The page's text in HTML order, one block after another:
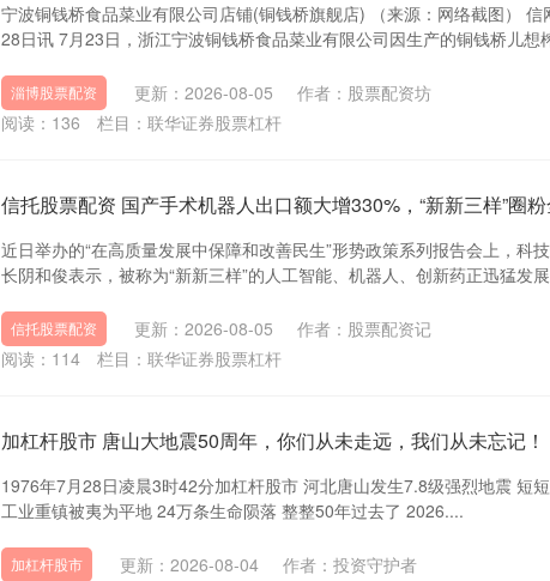
宁波铜钱桥食品菜业有限公司店铺(铜钱桥旗舰店) （来源：网络截图） 信
28日讯 7月23日，浙江宁波铜钱桥食品菜业有限公司因生产的铜钱桥儿想
淄博股票配资 更新：2026-08-05
作者：股票配资坊
阅读： 136 栏目： 联华证券股票杠杆
信托股票配资 国产手术机器人出口额大增330%，“新新三样”圈
近日举办的“在高质量发展中保障和改善民生”形势政策系列报告会上，科
长阴和俊表示，被称为“新新三样”的人工智能、机器人、创新药正迅猛发
信托股票配资 更新：2026-08-05
作者：股票配资记
阅读： 114 栏目： 联华证券股票杠杆
加杠杆股市 唐山大地震50周年，你们从未走远，我们从未忘记！
1976年7月28日凌晨3时42分加杠杆股市 河北唐山发生7.8级强烈地震 短
工业重镇被夷为平地 24万条生命陨落 整整50年过去了 2026....
加杠杆股市 更新：2026-08-04
作者：投资守护者